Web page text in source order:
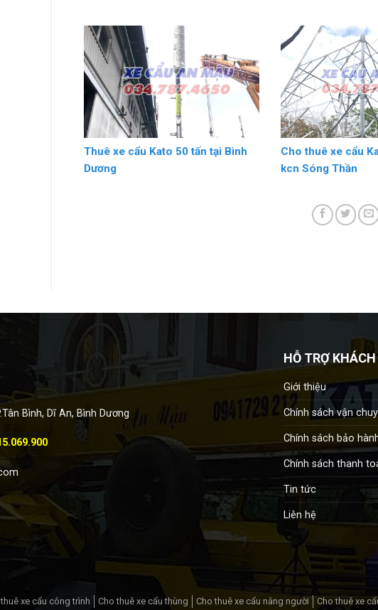
Thuê xe cẩu Kato 50 tấn tại Bình
Dương
Cho thuê xe cẩu
kcn Sóng Thần
Bình, Dĩ An, Bình Dương
HỖ TRỢ
Giới thiệu
Chính sách vận
Chính sách bảo
Chính sách thanh
Tin tức
Liên hệ
xe cẩu công trình Cho thuê xe cẩu thùng Cho thuê xe cẩu nâng người Cho thuê xe